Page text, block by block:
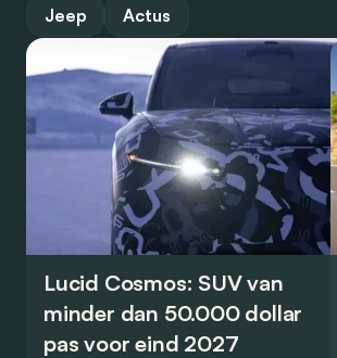
Jeep Actus
Lucid Cosmos: SUV van
minder dan 50.000 dollar
pas voor eind 2027